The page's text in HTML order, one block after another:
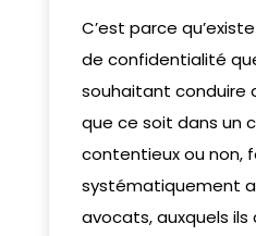
C’est parce
de confidentialité
souhaitant conduire
que ce soit dans un
contentieux ou non,
systématiquement
avocats, auxquels